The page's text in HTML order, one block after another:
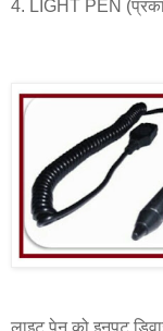
4. LIGHT PEN
लाइट पेन को इनपुट